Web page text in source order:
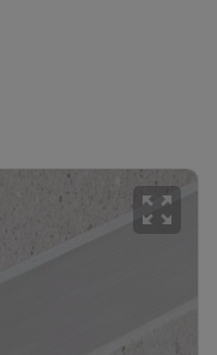
zoom_out_map